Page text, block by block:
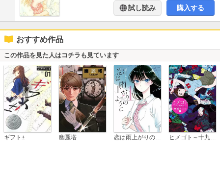
試し読み 購入する
おすすめ作品
この作品を見た人はコチラも見ています
ギフト± 幽麗塔 恋は雨上がりのように ヒメゴト～十九歳の制服～